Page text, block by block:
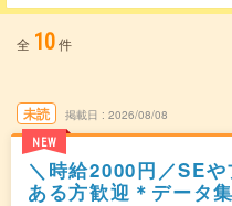
全 10件
未読
NEW
掲載日 2026/08/08
＼時給2000円／SE
ある方歓迎＊データ